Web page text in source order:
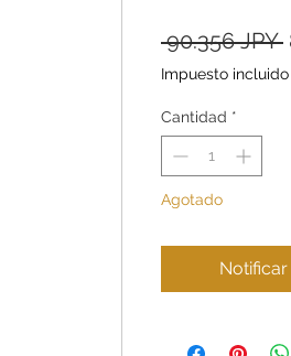
90.356 JPY
Impuesto incluido
Cantidad *
Agotado